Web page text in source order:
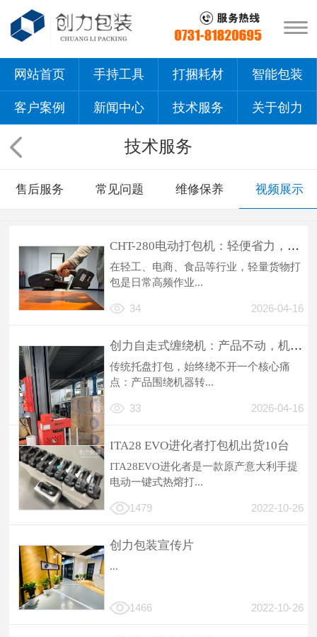
网站首页 手持工具 打捆耗材 智能包装
客户案例 新闻中心 技术服务 关于创力
技术服务
售后服务 常见问题 维修保养 视频展示
CHT-280电动打包机：轻便省力，女工也能轻松上手的轻包打包神器
在轻工、电商、食品等行业，轻量货物打
包是日常高频作业...
34 2026-04-16
创力自走式缠绕机：产品不动，机器环绕，重构托盘打包新逻辑
传统托盘打包，始终绕不开一个核心痛
点：产品围绕机器转...
33 2026-04-16
ITA28 EVO进化者打包机出货10台
ITA28EVO进化者是一款原产意大利手提
电动一键式热熔打...
1479 2022-10-26
创力包装宣传片
...
1466 2022-10-26